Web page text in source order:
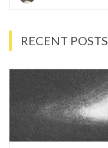
RECENT POSTS